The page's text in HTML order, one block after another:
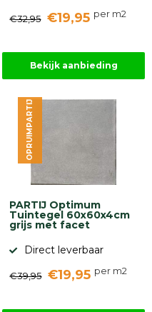
€32,95 €19,95 per m2
Bekijk aanbieding
PARTIJ Optimum
Tuintegel 60x60x4cm
grijs met facet
Direct leverbaar
€39,95 €19,95 per m2
OPRUIMPARTIJ